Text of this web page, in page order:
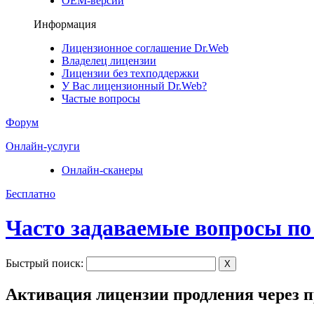
Информация
Лицензионное соглашение Dr.Web
Владелец лицензии
Лицензии без техподдержки
У Вас лицензионный Dr.Web?
Частые вопросы
Форум
Онлайн-услуги
Онлайн-сканеры
Бесплатно
Часто задаваемые вопросы
Быстрый поиск: X
Активация лицензии продления через